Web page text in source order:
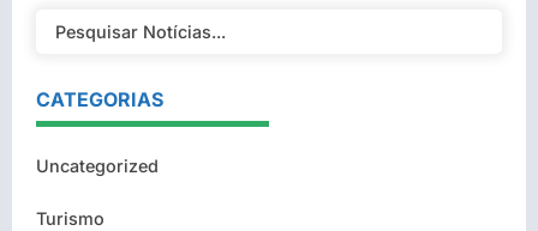
CATEGORIAS
Uncategorized
Turismo